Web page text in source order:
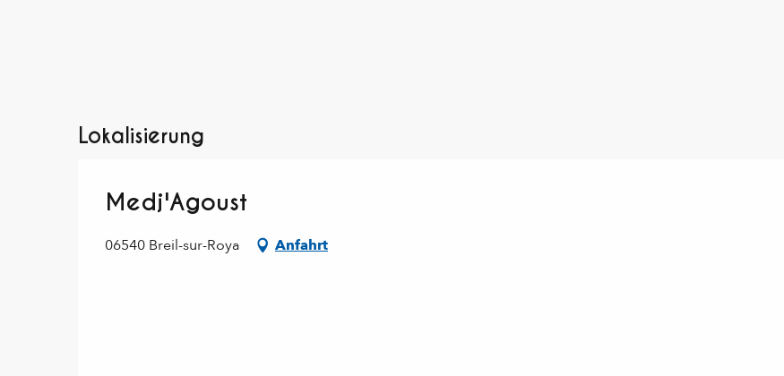
Lokalisierung
Medj'Agoust
06540 Breil-sur-Roya Anfahrt